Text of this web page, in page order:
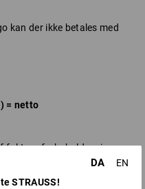
kan der ikke betales med
= netto
faktura forbeholder vi os
forudbetaling ved større
DA
EN
STRAUSS!